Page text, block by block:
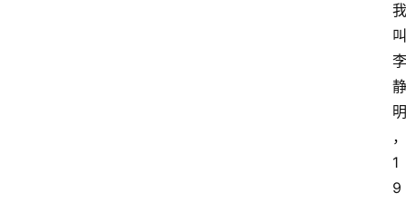
我
叫
李
静
明
，
1
9